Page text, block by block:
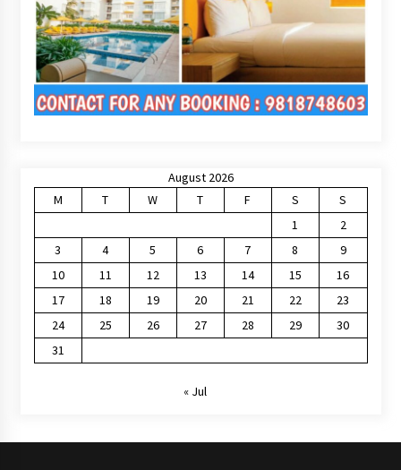
August 2026
M
T W T F S
S
1
2
3
4 5 6 7 8
9
10
11 12 13 14 15
16
17
18 19 20 21 22
23
24
25 26 27 28 29
30
31
« Jul